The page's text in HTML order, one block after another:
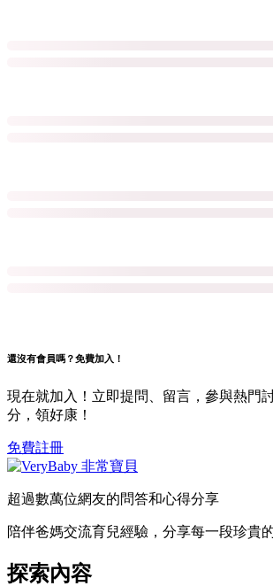
還沒有會員嗎？免費加入！
現在就加入！立即提問、留言，參與熱門
分，領好康！
免費註冊
超過數萬位網友的問答和心得分享
陪伴爸媽交流育兒經驗，分享每一段珍貴
探索內容